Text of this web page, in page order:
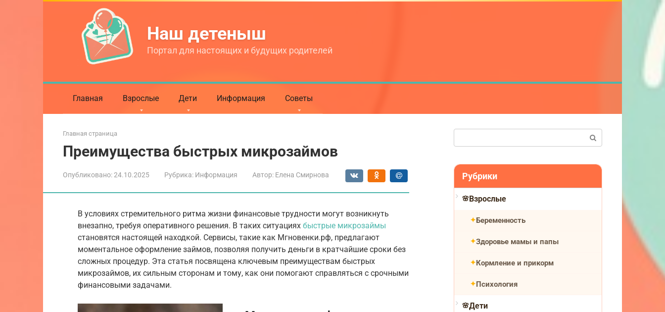
Наш детеныш
Портал для настоящих и будущих родителей
Главная Взрослые Дети Информация Советы
Главная страница
Преимущества быстрых микрозаймов
Опубликовано:24.10.2025 Рубрика: Информация Автор: Елена Смирнова
В условиях стремительного ритма жизни финансовые трудности могут возникнуть
внезапно, требуя оперативного решения. В таких ситуациях быстрые микрозаймы
становятся настоящей находкой. Сервисы, такие как Мгновенки.рф, предлагают
моментальное оформление займов, позволяя получить деньги в кратчайшие сроки без
сложных процедур. Эта статья посвящена ключевым преимуществам быстрых
микрозаймов, их сильным сторонам и тому, как они помогают справляться с срочными
финансовыми задачами.
Рубрики
Взрослые
Беременность
Здоровье мамы и папы
Кормление и прикорм
Психология
Дети